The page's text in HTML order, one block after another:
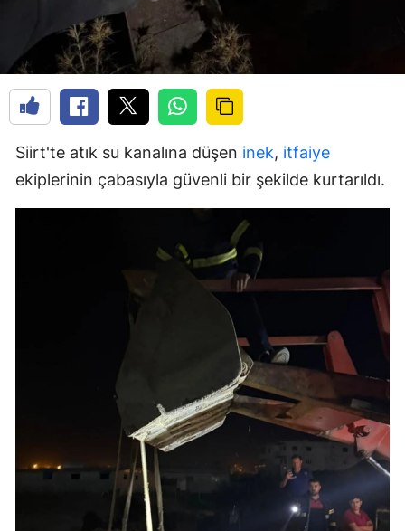
Siirt'te atık su kanalına düşen inek, itfaiye
ekiplerinin çabasıyla güvenli bir şekilde kurtarıldı.